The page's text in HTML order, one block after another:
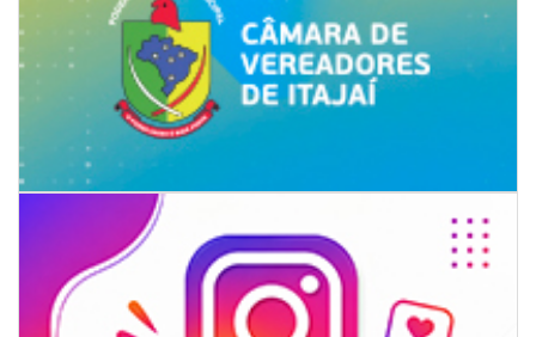
08/08/2026 | 07:00
Univali e Câmara de Vereadores de Itajaí reúnem especialistas para
discutir políticas públicas e inovação
BALNEÁRIO CAMBORIÚ